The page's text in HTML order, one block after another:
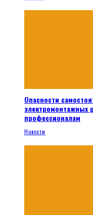
Опасности
электромонтажных
профессионалам
Новости